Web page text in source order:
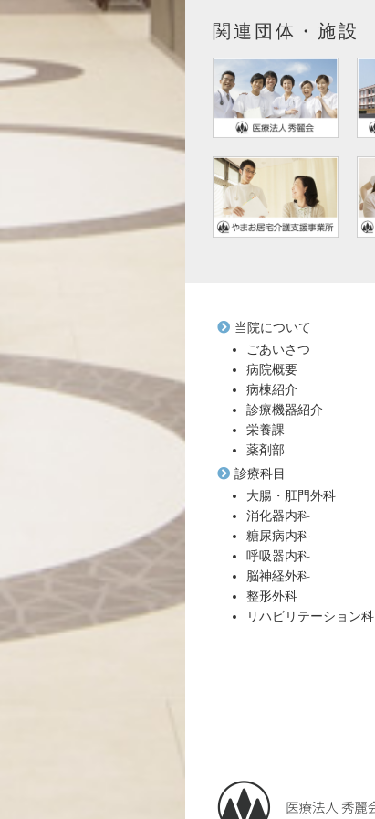
関連団体・施設
当院について
ごあいさつ
病院概要
病棟紹介
診療機器紹介
栄養課
薬剤部
診療科目
大腸・肛門外科
消化器内科
糖尿病内科
呼吸器内科
脳神経外科
整形外科
リハビリテーション科